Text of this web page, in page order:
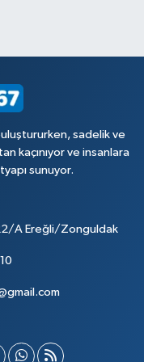
sadelik ve
kaçınıyor ve insanlara
sunuyor.
A Ereğli/Zonguldak